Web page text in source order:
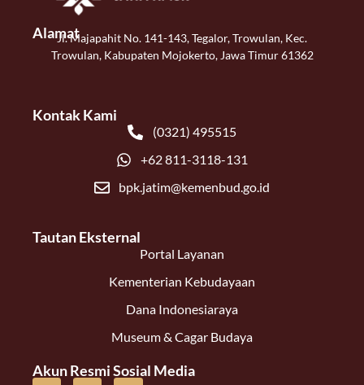
AlamatJl. Majapahit No. 141-143, Tegalor, Trowulan, Kec.
Trowulan, Kabupaten Mojokerto, Jawa Timur 61362
Kontak Kami
(0321) 495515
+62 811-3118-131
bpk.jatim@kemenbud.go.id
Tautan Eksternal
Portal Layanan
Kementerian Kebudayaan
Dana Indonesiaraya
Museum & Cagar Budaya
Akun Resmi Sosial Media